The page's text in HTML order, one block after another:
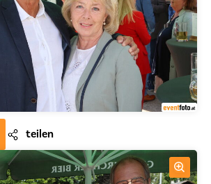
teilen